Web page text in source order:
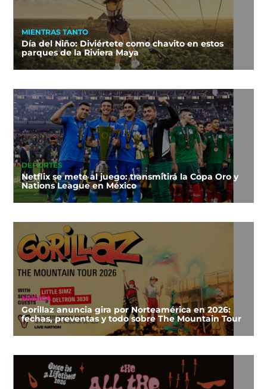
MIENTRAS TANTO
Día del Niño: Diviértete como chavito en estos
parques de la Riviera Maya
DEPORTES
Netflix se mete al juego: transmitirá la Copa Oro y
Nations League en México
MÚSICA
Gorillaz anuncia gira por Norteamérica en 2026:
fechas, preventas y todo sobre The Mountain Tour